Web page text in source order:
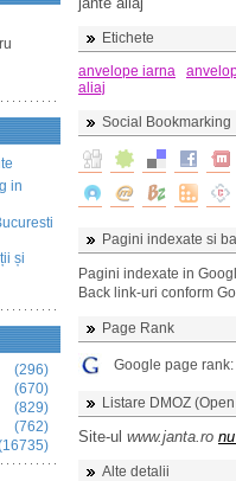
in
și
(296)
(670)
(829)
(762)
Etichete
anvelope iarna
aliaj
Social Bookmarking
Pagini indexate si
Pagini indexate in
Back link-uri conform
Page Rank
Google page rank:
Listare DMOZ
Site-ul www.janta.ro
Alte detalii